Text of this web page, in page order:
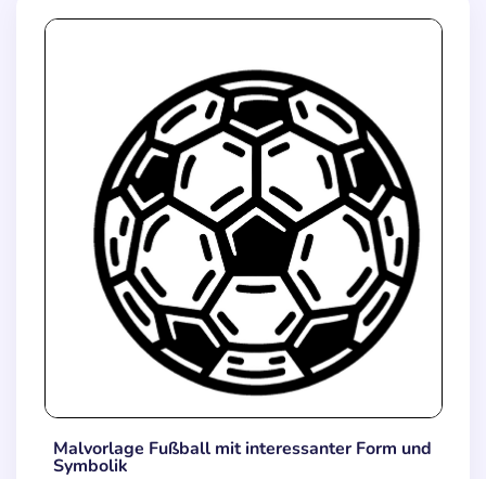
Malvorlage Fußball mit interessanter Form und
Symbolik